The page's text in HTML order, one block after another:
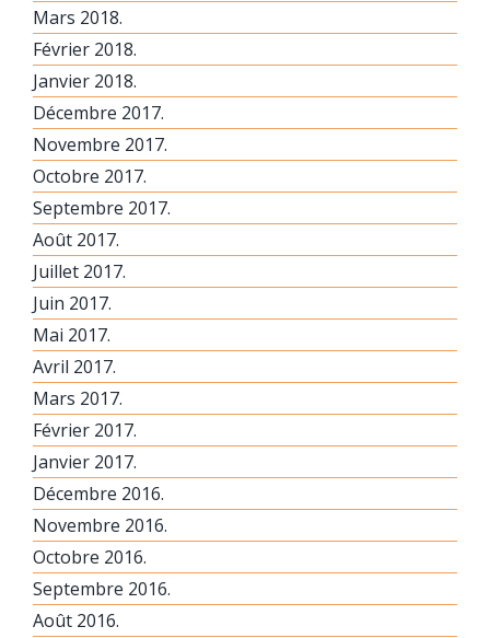
Mars 2018.
Février 2018.
Janvier 2018.
Décembre 2017.
Novembre 2017.
Octobre 2017.
Septembre 2017.
Août 2017.
Juillet 2017.
Juin 2017.
Mai 2017.
Avril 2017.
Mars 2017.
Février 2017.
Janvier 2017.
Décembre 2016.
Novembre 2016.
Octobre 2016.
Septembre 2016.
Août 2016.